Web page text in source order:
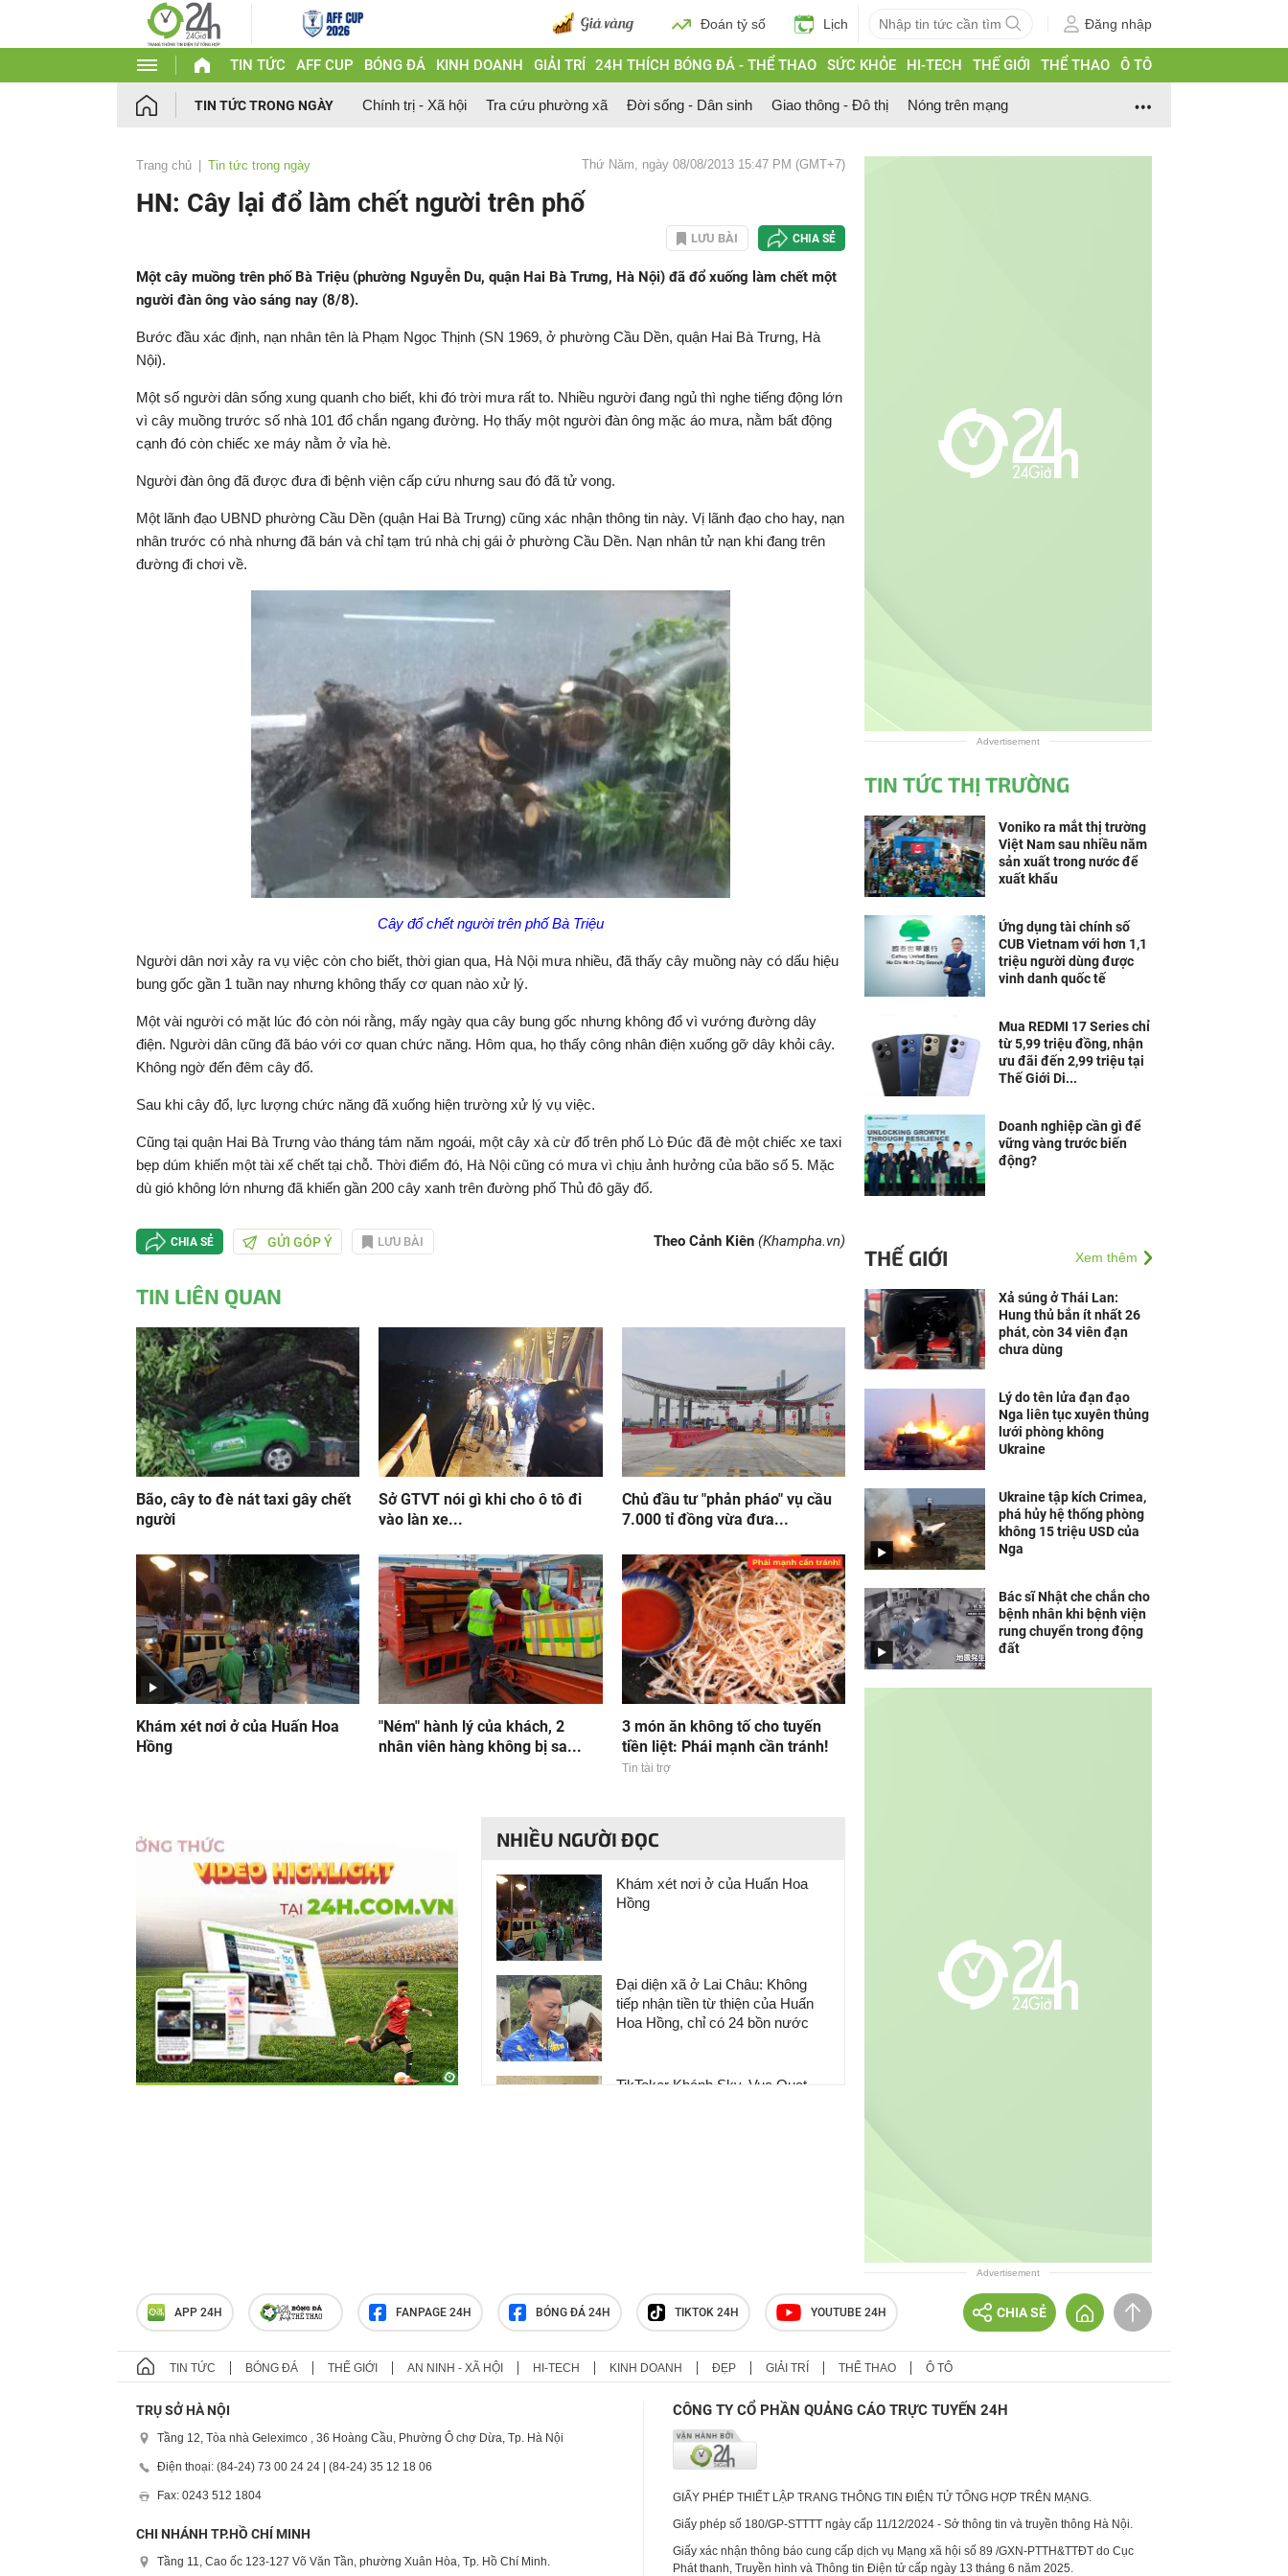
Đoán tỷ số Lịch Đăng nhập
TIN TỨC AFF CUP BÓNG ĐÁ KINH DOANH GIẢI TRÍ 24H THÍCH BÓNG ĐÁ - THỂ THAO SỨC KHỎE HI-TECH THẾ GIỚI THỂ THAO Ô TÔ
TIN TỨC TRONG NGÀY Chính trị - Xã hội Tra cứu phường xã Đời sống - Dân sinh Giao thông - Đô thị Nóng trên mạng
Trang chủ Tin tức trong ngày Thứ Năm, ngày 08/08/2013 15:47 PM (GMT+7)
HN: Cây lại đổ làm chết người trên phố
LƯU BÀI CHIA SẺ
Một cây muồng trên phố Bà Triệu (phường Nguyễn Du, quận Hai Bà Trưng, Hà Nội) đã đổ xuống làm chết một
người đàn ông vào sáng nay (8/8).
Bước đầu xác định, nạn nhân tên là Phạm Ngọc Thịnh (SN 1969, ở phường Cầu Dền, quận Hai Bà Trưng, Hà
Nội).
Một số người dân sống xung quanh cho biết, khi đó trời mưa rất to. Nhiều người đang ngủ thì nghe tiếng động lớn
vì cây muồng trước số nhà 101 đổ chắn ngang đường. Họ thấy một người đàn ông mặc áo mưa, nằm bất động
cạnh đó còn chiếc xe máy nằm ở vỉa hè.
Người đàn ông đã được đưa đi bệnh viện cấp cứu nhưng sau đó đã tử vong.
Một lãnh đạo UBND phường Cầu Dền (quận Hai Bà Trưng) cũng xác nhận thông tin này. Vị lãnh đạo cho hay, nạn
nhân trước có nhà nhưng đã bán và chỉ tạm trú nhà chị gái ở phường Cầu Dền. Nạn nhân tử nạn khi đang trên
đường đi chơi về.
Cây đổ chết người trên phố Bà Triệu
Người dân nơi xảy ra vụ việc còn cho biết, thời gian qua, Hà Nội mưa nhiều, đã thấy cây muồng này có dấu hiệu
bung gốc gần 1 tuần nay nhưng không thấy cơ quan nào xử lý.
Một vài người có mặt lúc đó còn nói rằng, mấy ngày qua cây bung gốc nhưng không đổ vì vướng đường dây
điện. Người dân cũng đã báo với cơ quan chức năng. Hôm qua, họ thấy công nhân điện xuống gỡ dây khỏi cây.
Không ngờ đến đêm cây đổ.
Sau khi cây đổ, lực lượng chức năng đã xuống hiện trường xử lý vụ việc.
Cũng tại quận Hai Bà Trưng vào tháng tám năm ngoái, một cây xà cừ đổ trên phố Lò Đúc đã đè một chiếc xe taxi
bẹp dúm khiến một tài xế chết tại chỗ. Thời điểm đó, Hà Nội cũng có mưa vì chịu ảnh hưởng của bão số 5. Mặc
dù gió không lớn nhưng đã khiến gần 200 cây xanh trên đường phố Thủ đô gãy đổ.
CHIA SẺ GỬI GÓP Ý LƯU BÀI Theo Cảnh Kiên (Khampha.vn)
TIN LIÊN QUAN
Bão, cây to đè nát taxi gây chết
người
Sở GTVT nói gì khi cho ô tô đi
vào làn xe...
Chủ đầu tư "phản pháo" vụ cầu
7.000 tỉ đồng vừa đưa...
Khám xét nơi ở của Huấn Hoa
Hồng
"Ném" hành lý của khách, 2
nhân viên hàng không bị sa...
3 món ăn không tố cho tuyến
tiền liệt: Phái mạnh cần tránh!
Tin tài trợ
NHIỀU NGƯỜI ĐỌC
Khám xét nơi ở của Huấn Hoa
Hồng
Đại diện xã ở Lai Châu: Không
tiếp nhận tiền từ thiện của Huấn
Hoa Hồng, chỉ có 24 bồn nước
TikToker Khánh Sky, Vua Quạt,
Advertisement
TIN TỨC THỊ TRƯỜNG
Voniko ra mắt thị trường
Việt Nam sau nhiều năm
sản xuất trong nước để
xuất khẩu
Ứng dụng tài chính số
CUB Vietnam với hơn 1,1
triệu người dùng được
vinh danh quốc tế
Mua REDMI 17 Series chỉ
từ 5,99 triệu đồng, nhận
ưu đãi đến 2,99 triệu tại
Thế Giới Di...
Doanh nghiệp cần gì để
vững vàng trước biến
động?
THẾ GIỚI Xem thêm
Xả súng ở Thái Lan:
Hung thủ bắn ít nhất 26
phát, còn 34 viên đạn
chưa dùng
Lý do tên lửa đạn đạo
Nga liên tục xuyên thủng
lưới phòng không
Ukraine
Ukraine tập kích Crimea,
phá hủy hệ thống phòng
không 15 triệu USD của
Nga
Bác sĩ Nhật che chắn cho
bệnh nhân khi bệnh viện
rung chuyển trong động
đất
Advertisement
APP 24H FANPAGE 24H BÓNG ĐÁ 24H TIKTOK 24H YOUTUBE 24H CHIA SẺ
TIN TỨC BÓNG ĐÁ THẾ GIỚI AN NINH - XÃ HỘI HI-TECH KINH DOANH ĐẸP GIẢI TRÍ THỂ THAO Ô TÔ
TRỤ SỞ HÀ NỘI
Tầng 12, Tòa nhà Geleximco , 36 Hoàng Cầu, Phường Ô chợ Dừa, Tp. Hà Nội
Điện thoại: (84-24) 73 00 24 24 | (84-24) 35 12 18 06
Fax: 0243 512 1804
CHI NHÁNH TP.HỒ CHÍ MINH
Tầng 11, Cao ốc 123-127 Võ Văn Tần, phường Xuân Hòa, Tp. Hồ Chí Minh.
CÔNG TY CỔ PHẦN QUẢNG CÁO TRỰC TUYẾN 24H
GIẤY PHÉP THIẾT LẬP TRANG THÔNG TIN ĐIỆN TỬ TỔNG HỢP TRÊN MẠNG.
Giấy phép số 180/GP-STTTT ngày cấp 11/12/2024 - Sở thông tin và truyền thông Hà Nội.
Giấy xác nhận thông báo cung cấp dịch vụ Mạng xã hội số 89 /GXN-PTTH&TTĐT do Cục
Phát thanh, Truyền hình và Thông tin Điện tử cấp ngày 13 tháng 6 năm 2025.